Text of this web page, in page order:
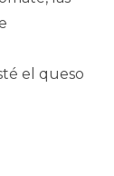
el queso